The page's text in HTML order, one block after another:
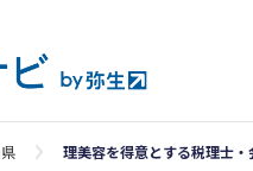
理美容を得意とする税理士